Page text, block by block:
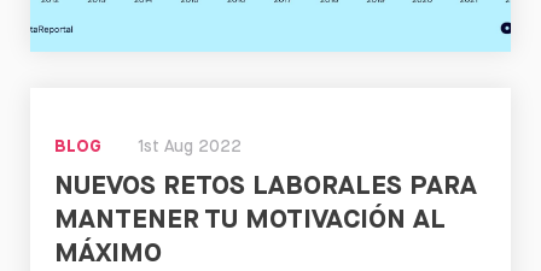
BLOG 1st Aug 2022
NUEVOS RETOS LABORALES PARA
MANTENER TU MOTIVACIÓN AL
MÁXIMO